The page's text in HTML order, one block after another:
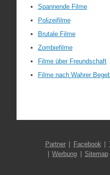
Spannende Filme
Polizeifilme
Brutale Filme
Zombiefilme
Filme über Freundschaft
Filme nach Wahrer
Partner Facebook
Werbung
Sitemap